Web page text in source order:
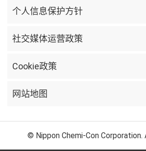
个人信息保护方针
社交媒体运营政策
Cookie政策
网站地图
© Nippon Chemi-Con Corporation.